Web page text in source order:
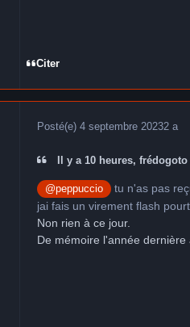
Citer
Posté(e) 4 septembre 20232 a
Il y a 10 heures,
@peppuccio
tu n'as pas
jai fais un virement flash
Non rien à ce jour.
De mémoire l'année dernière